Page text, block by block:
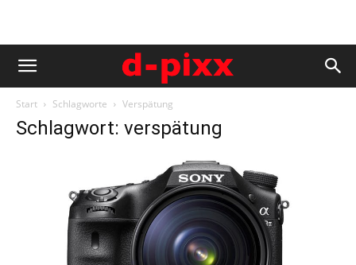
Start Schlagworte Verspätung
Schlagwort: verspätung